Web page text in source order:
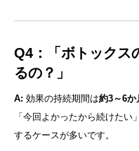
Q4：「ボトックス
るの？」
A: 効果の持続期間は約3～6か
「今回よかったから続けたい
するケースが多いです。